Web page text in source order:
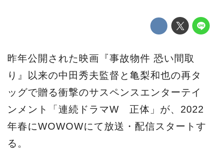
昨年公開された映画『事故物件 恐い間取
り』以来の中田秀夫監督と亀梨和也の再タ
ッグで贈る衝撃のサスペンスエンターテイ
ンメント「連続ドラマW 正体」が、2022
年春にWOWOWにて放送・配信スタートす
る。